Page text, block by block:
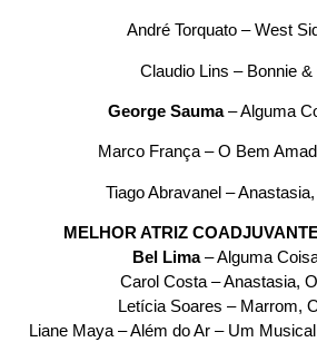
André Torquato – West
Claudio Lins – Bonnie &
George Sauma– Alguma
Marco França – O Bem
Tiago Abravanel –
MELHOR ATRIZ
Bel Lima– Alguma
Carol Costa – Anastasia,
Letícia Soares – Marrom,
Liane Maya – Além do Ar – Um